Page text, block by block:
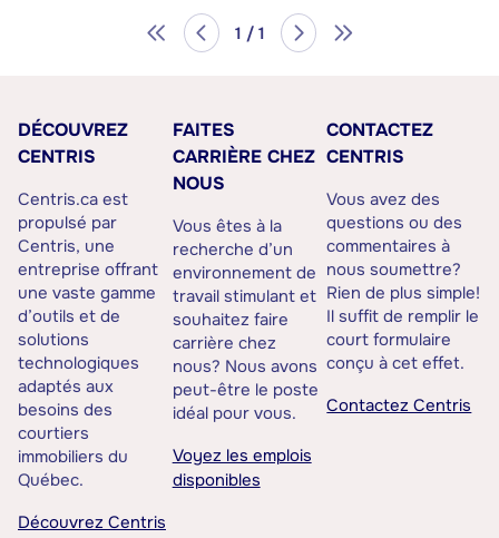
1 / 1
DÉCOUVREZ
CENTRIS
Centris.ca est
propulsé par
Centris, une
entreprise offrant
une vaste gamme
d’outils et de
solutions
technologiques
adaptés aux
besoins des
courtiers
immobiliers du
Québec.
Découvrez Centris
FAITES
CARRIÈRE CHEZ
NOUS
Vous êtes à la
recherche d’un
environnement de
travail stimulant et
souhaitez faire
carrière chez
nous? Nous avons
peut-être le poste
idéal pour vous.
Voyez les emplois
disponibles
CONTACTEZ
CENTRIS
Vous avez des
questions ou des
commentaires à
nous soumettre?
Rien de plus simple!
Il suffit de remplir le
court formulaire
conçu à cet effet.
Contactez Centris